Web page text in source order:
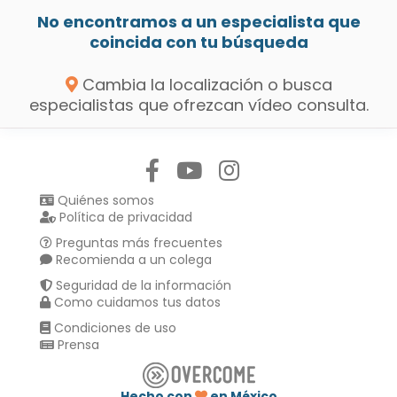
No encontramos a un especialista que
coincida con tu búsqueda
Cambia la localización o busca
especialistas que ofrezcan vídeo consulta.
Quiénes somos
Política de privacidad
Preguntas más frecuentes
Recomienda a un colega
Seguridad de la información
Como cuidamos tus datos
Condiciones de uso
Prensa